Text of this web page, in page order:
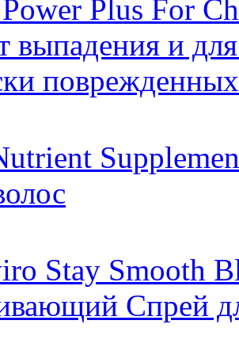
Plus For
выпадения и
Stay Smooth
Спрей